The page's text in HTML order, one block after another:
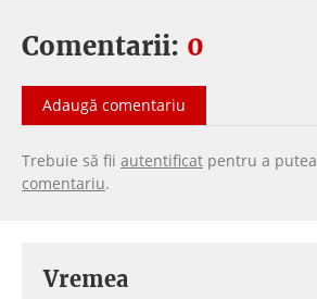
Comentarii: 0
Adaugă comentariu
Trebuie să fii autentificat pentru a putea
comentariu.
Vremea